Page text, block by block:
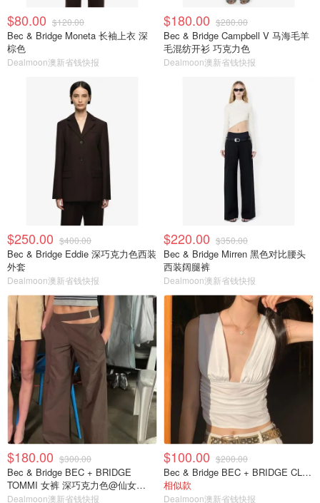
$80.00 $120.00
Bec & Bridge Moneta 长袖上衣 深
棕色
Dealmoon澳新省钱快报
$180.00 $280.00
Bec & Bridge Campbell V 马海毛羊
毛混纺开衫 巧克力色
Dealmoon澳新省钱快报
$250.00 $400.00
Bec & Bridge Eddie 深巧克力色西装
外套
Dealmoon澳新省钱快报
$220.00 $350.00
Bec & Bridge Mirren 黑色对比腰头
西装阔腿裤
Dealmoon澳新省钱快报
$180.00 $300.00
Bec & Bridge BEC + BRIDGE
TOMMI 女裤 深巧克力色@仙女
FOREVER NEW
Dealmoon澳新省钱快报
$100.00 $200.00
Bec & Bridge BEC + BRIDGE CLEMENTINE 香草色上衣@Yingge
相似款
Dealmoon澳新省钱快报